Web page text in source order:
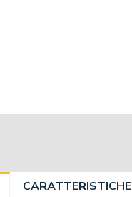
CARATTERISTICHE